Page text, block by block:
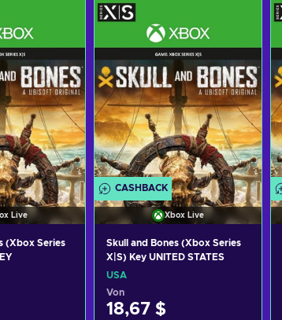
Live
(Xbox Series
CASHBACK
Xbox Live
Skull and Bones (Xbox Series
X|S) Key UNITED STATES
USA
Von
18,67 $